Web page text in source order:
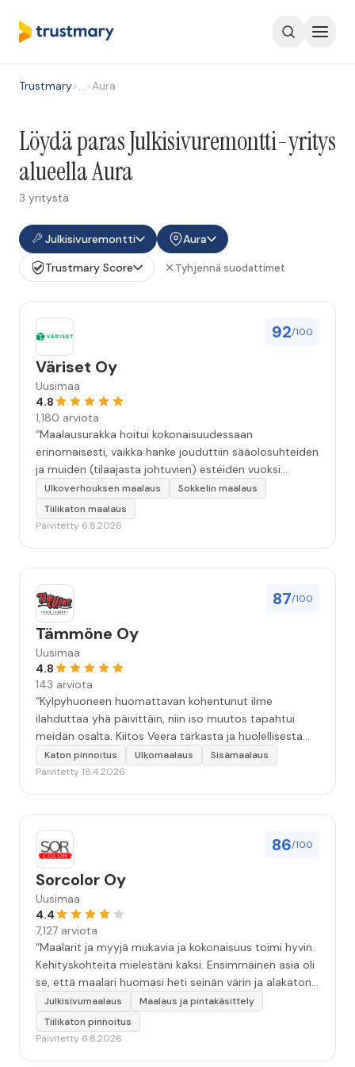
Trustmary>…>Aura
Löydä paras Julkisivuremontti-yritys
alueella Aura
3 yritystä
Julkisivuremontti
Aura
Trustmary Score
Tyhjennä suodattimet
92/100
Väriset Oy
Uusimaa
4.8
1,180 arviota
“Maalausurakka hoitui kokonaisuudessaan
erinomaisesti, vaikka hanke jouduttiin sääolosuhteiden
ja muiden (tilaajasta johtuvien) esteiden vuoksi
keskeyttämään n. 3 viikoksi. Maalaistulos on oikein
hyvä, yhteydenpito erinomaista, jälkityöt tehtiin
huolellisesti. Suosittelen. Erityiskiitos itse maalareille:
Ulkoverhouksen maalaus
Sokkelin maalaus
Tiilikaton maalaus
Päivitetty 6.8.2026
87/100
Tämmöne Oy
Uusimaa
4.8
143 arviota
“Kylpyhuoneen huomattavan kohentunut ilme
ilahduttaa yhä päivittäin, niin iso muutos tapahtui
meidän osalta. Kiitos Veera tarkasta ja huolellisesta
työstä, sekä ystävällisestä palvelusta!”
Katon pinnoitus Ulkomaalaus
Sisämaalaus
Päivitetty 18.4.2026
86/100
Sorcolor Oy
Uusimaa
4.4
7,127 arviota
“Maalarit ja myyjä mukavia ja kokonaisuus toimi hyvin.
Kehityskohteita mielestäni kaksi. Ensimmäinen asia oli
se, että maalari huomasi heti seinän värin ja alakaton
värin erot mitä en huomannut. Hyvä toki että siinä
kohtaa huomattu mutta toki optimaalisessa
tilanteessa myyjä olisi jo kiinnittänyt tähän huomiota.
Julkisivumaalaus
Maalaus ja pintakäsittely
Tiilikaton pinnoitus
Päivitetty 6.8.2026